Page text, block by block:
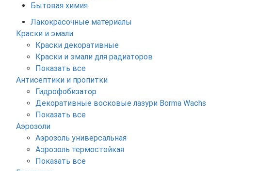
Бытовая химия
Лакокрасочные материалы
Краски и эмали
Краски декоративные
Краски и эмали для радиаторов
Показать все
Антисептики и пропитки
Гидрофобизатор
Декоративные восковые лазури Borma Wachs
Показать все
Аэрозоли
Аэрозоль универсальная
Аэрозоль термостойкая
Показать все